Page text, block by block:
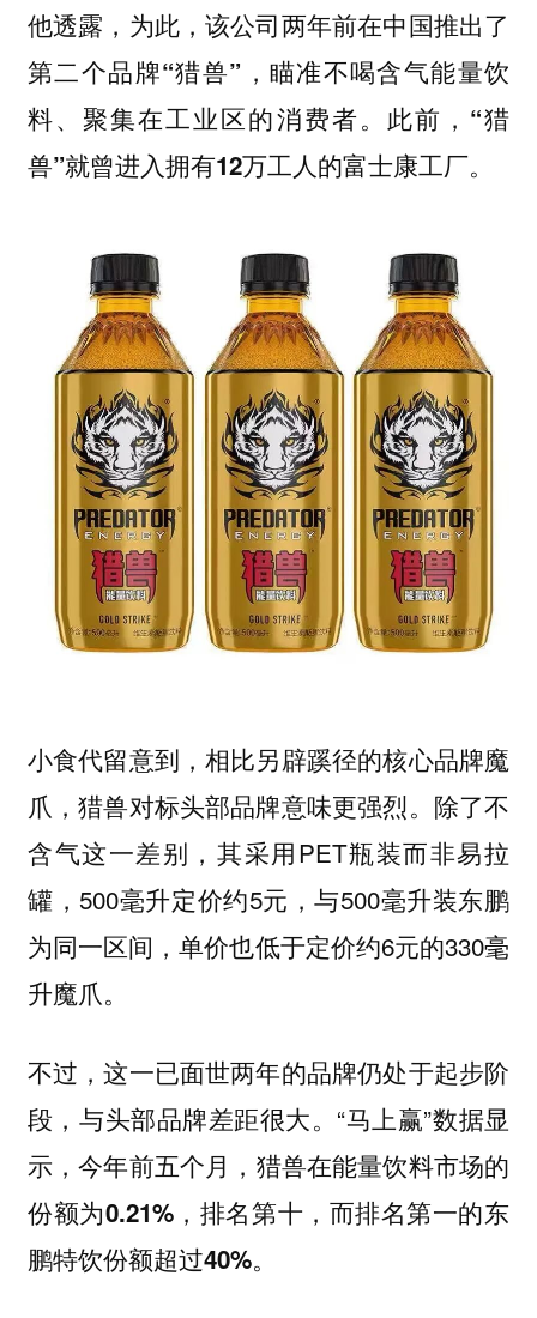
他透露，为此，该公司两年前在中国推出了
第二个品牌“猎兽”，瞄准不喝含气能量饮
料、聚集在工业区的消费者。此前，“猎
兽”就曾进入拥有12万工人的富士康工厂。
小食代留意到，相比另辟蹊径的核心品牌魔
爪，猎兽对标头部品牌意味更强烈。除了不
含气这一差别，其采用PET瓶装而非易拉
罐，500毫升定价约5元，与500毫升装东鹏
为同一区间，单价也低于定价约6元的330毫
升魔爪。
不过，这一已面世两年的品牌仍处于起步阶
段，与头部品牌差距很大。“马上赢”数据显
示，今年前五个月，猎兽在能量饮料市场的
份额为0.21%，排名第十，而排名第一的东
鹏特饮份额超过40%。